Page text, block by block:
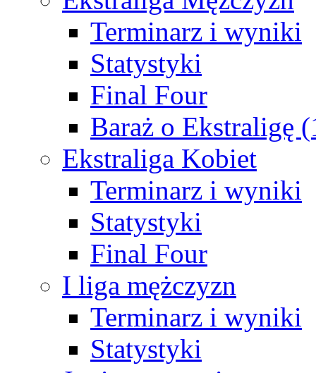
Terminarz i wyniki
Statystyki
Final Four
Baraż o Ekstraligę
Ekstraliga Kobiet
Terminarz i wyniki
Statystyki
Final Four
I liga mężczyzn
Terminarz i wyniki
Statystyki